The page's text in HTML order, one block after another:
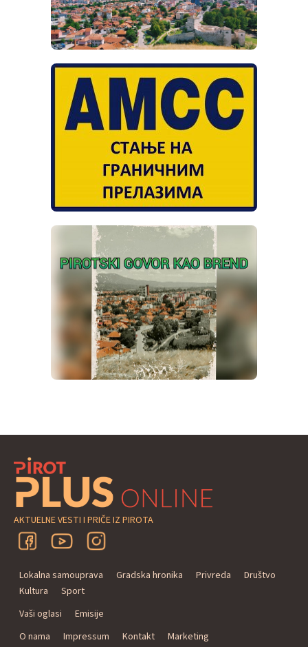
AKTUELNE VESTI I PRIČE IZ PIROTA
Lokalna samouprava Gradska hronika Privreda
Društvo
Kultura
Sport
Vaši oglasi
Emisije
O nama
Impressum Kontakt Marketing